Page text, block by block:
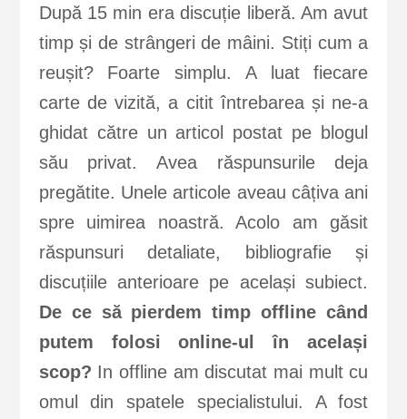
După 15 min era discuție liberă. Am avut
timp și de strângeri de mâini. Stiți cum a
reușit? Foarte simplu. A luat fiecare
carte de vizită, a citit întrebarea și ne-a
ghidat către un articol postat pe blogul
său privat. Avea răspunsurile deja
pregătite. Unele articole aveau câțiva ani
spre uimirea noastră. Acolo am găsit
răspunsuri detaliate, bibliografie și
discuțiile anterioare pe același subiect.
De ce să pierdem timp offline când
putem folosi online-ul în același
scop? In offline am discutat mai mult cu
omul din spatele specialistului. A fost